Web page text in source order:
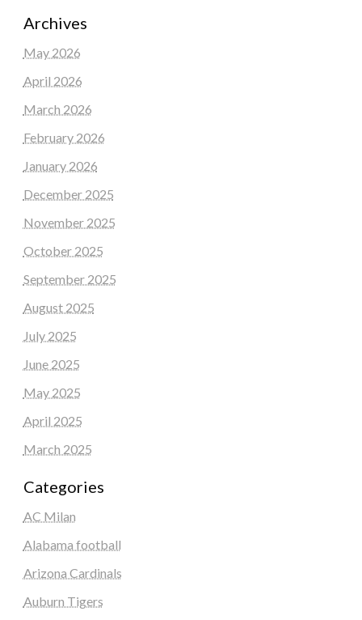
Archives
May 2026
April 2026
March 2026
February 2026
January 2026
December 2025
November 2025
October 2025
September 2025
August 2025
July 2025
June 2025
May 2025
April 2025
March 2025
Categories
AC Milan
Alabama football
Arizona Cardinals
Auburn Tigers